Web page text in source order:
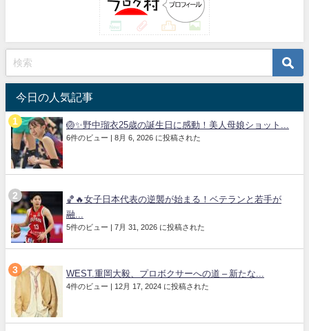
今日の人気記事
🏐✨野中瑠衣25歳の誕生日に感動！美人母娘ショット...
6件のビュー 8月 6, 2026 に投稿された
🏀🔥女子日本代表の逆襲が始まる！ベテランと若手が
融...
5件のビュー 7月 31, 2026 に投稿された
WEST.重岡大毅、プロボクサーへの道 – 新たな...
4件のビュー 12月 17, 2024 に投稿された